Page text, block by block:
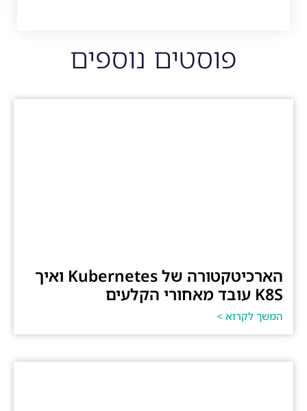
פוסטים נוספים
הארכיטקטורה של Kubernetes ואיך
K8S עובד מאחורי הקלעים
המשך לקרוא >